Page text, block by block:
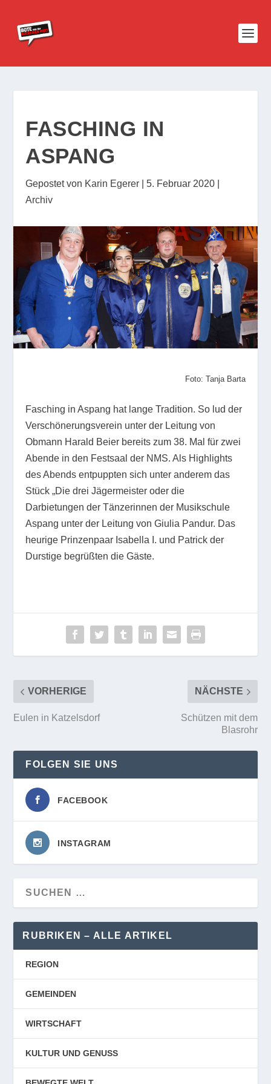
FASCHING IN
ASPANG
Gepostet von Karin Egerer |5. Februar 2020
Archiv
Foto: Tanja Barta
Fasching in Aspang hat lange Tradition. So lud der
Verschönerungsverein unter der Leitung von
Obmann Harald Beier bereits zum 38. Mal für zwei
Abende in den Festsaal der NMS. Als Highlights
des Abends entpuppten sich unter anderem das
Stück „Die drei Jägermeister oder die
Darbietungen der Tänzerinnen der Musikschule
Aspang unter der Leitung von Giulia Pandur. Das
heurige Prinzenpaar Isabella I. und Patrick der
Durstige begrüßten die Gäste.
VORHERIGE
Eulen in Katzelsdorf
NÄCHSTE
Schützen mit dem
Blasrohr
FOLGEN SIE UNS
FACEBOOK
INSTAGRAM
RUBRIKEN – ALLE ARTIKEL
REGION
GEMEINDEN
WIRTSCHAFT
KULTUR UND GENUSS